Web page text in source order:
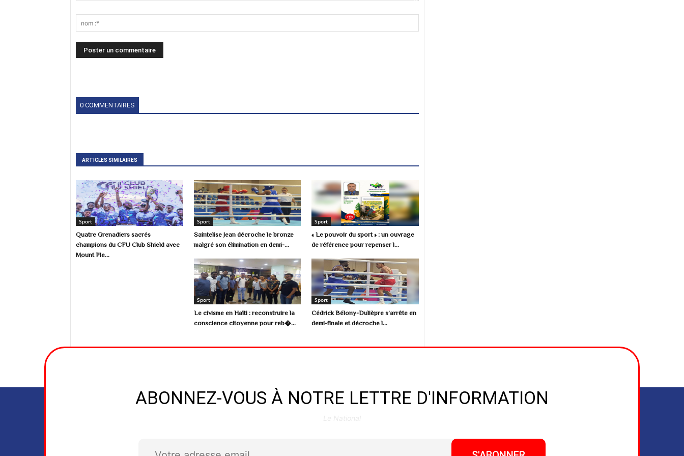
0 COMMENTAIRES
ARTICLES SIMILAIRES
Sport
Quatre Grenadiers sacrés
champions du CFU Club Shield avec
Mount Ple...
Sport
Saintelise Jean décroche le bronze
malgré son élimination en demi-...
Sport
« Le pouvoir du sport » : un ouvrage
de référence pour repenser l...
Sport
Le civisme en Haïti : reconstruire la
conscience citoyenne pour reb�...
Sport
Cédrick Bélony-Dulièpre s’arrête en
demi-finale et décroche l...
ABONNEZ-VOUS À NOTRE LETTRE D'INFORMATION